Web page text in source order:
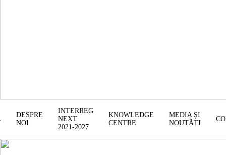
DESPRE
NOI
INTERREG
NEXT
2021-2027
KNOWLEDGE
CENTRE
MEDIA ȘI
NOUTĂȚI